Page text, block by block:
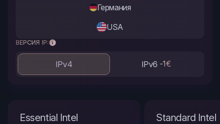
Германия
USA
ВЕРСИЯ IP:
IPv4 IPv6 -1€
Essential Intel Standard Intel